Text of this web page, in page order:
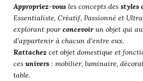
Appropriez-vousles concepts des styles
Essentialiste, Créatif, Passionné et
explorant pourconcevoirun objet qui
d’appartenir à chacun d’entre eux.
Rattachezcet objet domestique et
ces univers: mobilier, luminaire,
table.